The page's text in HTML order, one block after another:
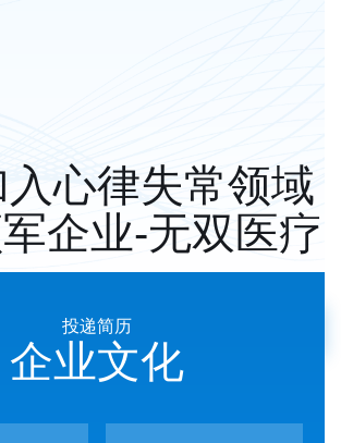
心律失常领域
企业-无双医疗
投递简历
企业文化